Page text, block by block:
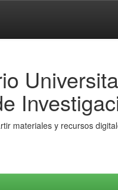
materiales y recursos